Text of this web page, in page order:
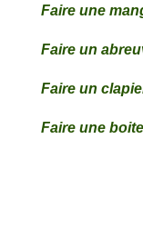
Faire une
Faire un
Faire un
Faire une